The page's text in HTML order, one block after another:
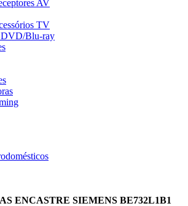
AV
TV
DVD/Blu-ray
ENCASTRE SIEMENS BE732L1B1